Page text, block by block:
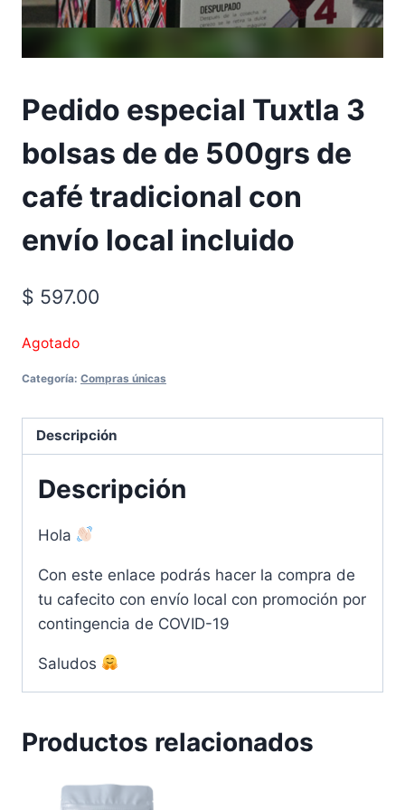
Pedido especial Tuxtla 3
bolsas de de 500grs de
café tradicional con
envío local incluido
$ 597.00
Agotado
Categoría: Compras únicas
Descripción
Descripción
Hola
Con este enlace podrás hacer la compra de
tu cafecito con envío local con promoción por
contingencia de COVID-19
Saludos
Productos relacionados